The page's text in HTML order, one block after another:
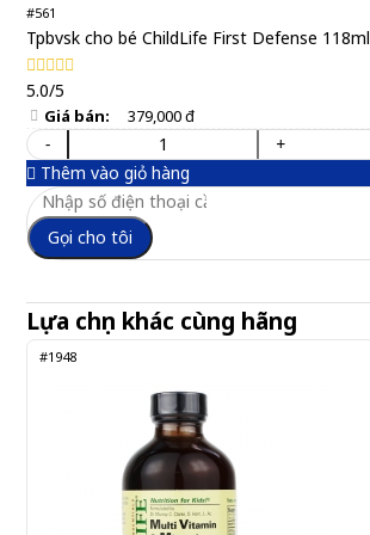
#561
Tpbvsk cho bé ChildLife First Defense 118ml
5.0/5
Giá bán: 379,000 đ
-
+
Thêm vào giỏ hàng
Gọi cho tôi
Lựa chọn khác cùng hãng
#1948